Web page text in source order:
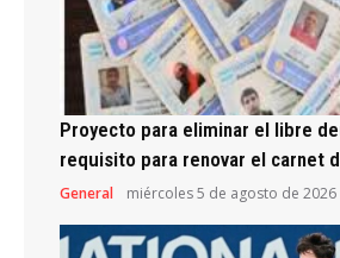
Proyecto para eliminar el libre
requisito para renovar el carnet
General miércoles 5 de agosto de 2026